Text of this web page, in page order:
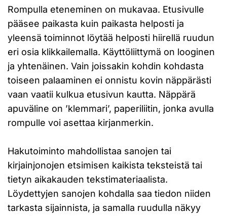
Rompulla eteneminen on mukavaa. Etusivulle
pääsee paikasta kuin paikasta helposti ja
yleensä toiminnot löytää helposti hiirellä ruudun
eri osia klikkailemalla. Käyttöliittymä on looginen
ja yhtenäinen. Vain joissakin kohdin kohdasta
toiseen palaaminen ei onnistu kovin näppärästi
vaan vaatii kulkua etusivun kautta. Näppärä
apuväline on ’klemmari’, paperiliitin, jonka avulla
rompulle voi asettaa kirjanmerkin.
Hakutoiminto mahdollistaa sanojen tai
kirjainjonojen etsimisen kaikista teksteistä tai
tietyn aikakauden tekstimateriaalista.
Löydettyjen sanojen kohdalla saa tiedon niiden
tarkasta sijainnista, ja samalla ruudulla näkyy